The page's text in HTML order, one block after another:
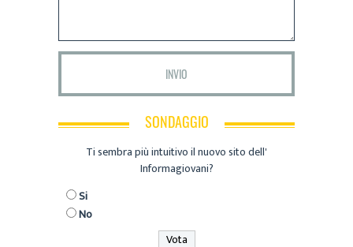
SONDAGGIO
Ti sembra più intuitivo il nuovo sito dell'
Informagiovani?
Si
No